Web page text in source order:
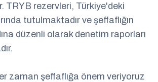
TRYB rezervleri, Türkiye'deki
tutulmaktadır ve şeffaflığın
düzenli olarak denetim raporları
zaman şeffaflığa önem veriyoruz